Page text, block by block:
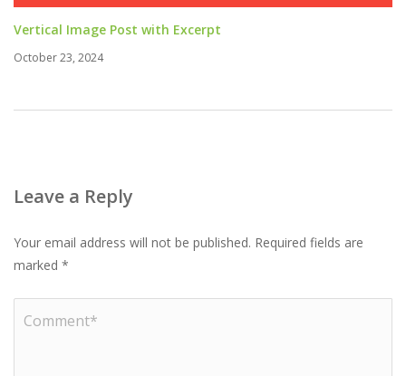
Vertical Image Post with Excerpt
October 23, 2024
Leave a Reply
Your email address will not be published. Required fields are
marked *